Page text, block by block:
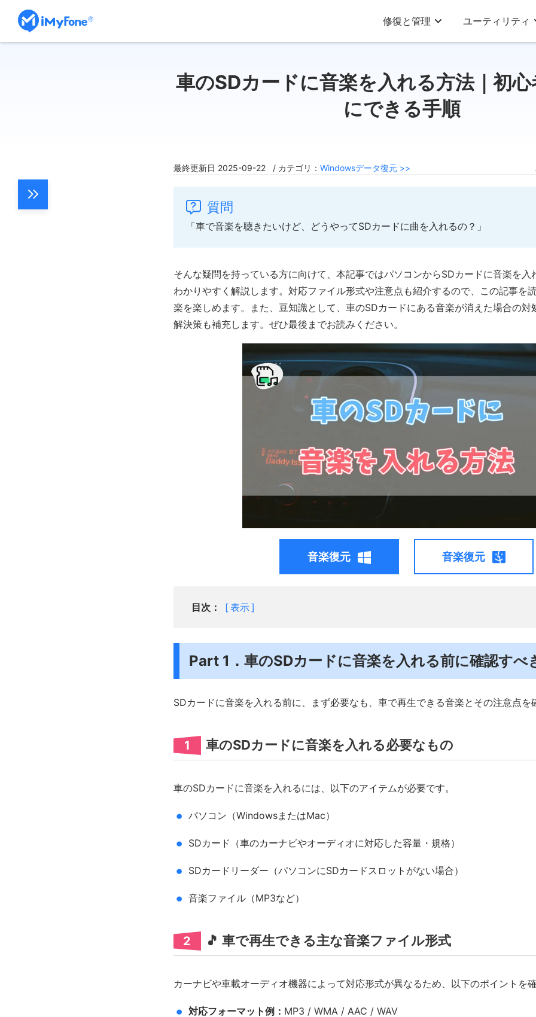
修復と管理 ユーティリティ
車のSDカードに音楽を入れる方法｜初
にできる手順
最終更新日 2025-09-22 / カテゴリ： Windowsデータ復元 >>
質問
「車で音楽を聴きたいけど、どうやってSDカードに曲を入れるの？」
そんな疑問を持っている方に向けて、本記事ではパソコンからSDカードに音楽を入
わかりやすく解説します。対応ファイル形式や注意点も紹介するので、この記事を
楽を楽しめます。また、豆知識として、車のSDカードにある音楽が消えた場合の対
解決策も補充します。ぜひ最後までお読みください。
音楽復元 音楽復元
目次： 表示
Part 1．車のSDカードに音楽を入れる前に確認すべ
SDカードに音楽を入れる前に、まず必要なも、車で再生できる音楽とその注意点を
1 車のSDカードに音楽を入れる必要なもの
車のSDカードに音楽を入れるには、以下のアイテムが必要です。
パソコン（WindowsまたはMac）
SDカード（車のカーナビやオーディオに対応した容量・規格）
SDカードリーダー（パソコンにSDカードスロットがない場合）
音楽ファイル（MP3など）
2 🎵 車で再生できる主な音楽ファイル形式
カーナビや車載オーディオ機器によって対応形式が異なるため、以下のポイントを
対応フォーマット例： MP3 / WMA / AAC / WAV